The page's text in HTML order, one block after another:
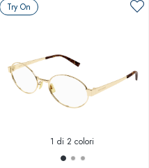
Try On
1 di 2 colori